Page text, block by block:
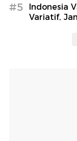
#5
Indonesia
Variatif,